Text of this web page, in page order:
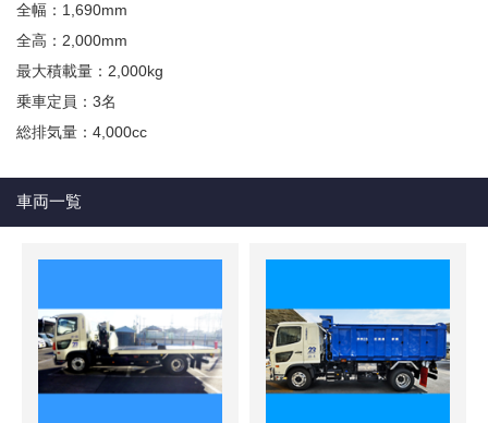
全幅：1,690mm
全高：2,000mm
最大積載量：2,000kg
乗車定員：3名
総排気量：4,000cc
車両一覧